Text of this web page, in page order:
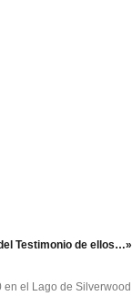
Testimonio de ellos…»
en el Lago de Silverwood